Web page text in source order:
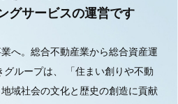
グサービスの運営です
へ。総合不動産業から総合資産運
ループは、
「住まい創りや不動
域社会の文化と歴史の創造に貢献